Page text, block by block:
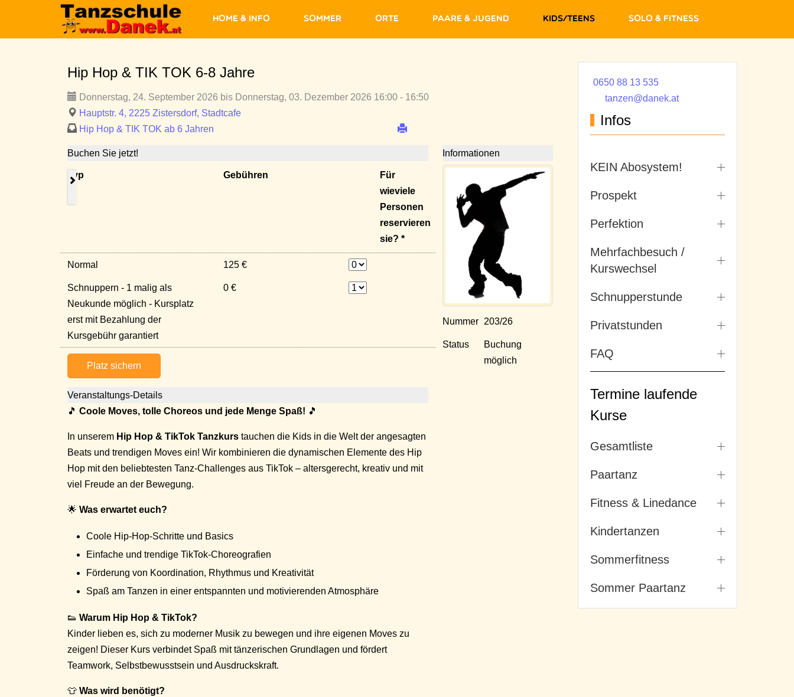
Home & Info Sommer Orte Paare & Jugend Kids/Teens Solo & Fitness
Hip Hop & TIK TOK 6-8 Jahre
Donnerstag, 24. September 2026 bis Donnerstag, 03. Dezember 2026 16:00 - 16:50
Hauptstr. 4, 2225 Zistersdorf, Stadtcafe
Hip Hop & TIK TOK ab 6 Jahren
Buchen Sie jetzt!
Typ Gebühren
Für
wieviele
Personen
reservieren
sie? *
Normal 125 €
Schnuppern - 1 malig als
Neukunde möglich - Kursplatz
erst mit Bezahlung der
Kursgebühr garantiert
0 €
Platz sichern
Veranstaltungs-Details
🎵 Coole Moves, tolle Choreos und jede Menge Spaß! 🎵
In unserem Hip Hop & TikTok Tanzkurs tauchen die Kids in die Welt der angesagten
Beats und trendigen Moves ein! Wir kombinieren die dynamischen Elemente des Hip
Hop mit den beliebtesten Tanz-Challenges aus TikTok – altersgerecht, kreativ und mit
viel Freude an der Bewegung.
🌟 Was erwartet euch?
Coole Hip-Hop-Schritte und Basics
Einfache und trendige TikTok-Choreografien
Förderung von Koordination, Rhythmus und Kreativität
Spaß am Tanzen in einer entspannten und motivierenden Atmosphäre
👟 Warum Hip Hop & TikTok?
Kinder lieben es, sich zu moderner Musik zu bewegen und ihre eigenen Moves zu
zeigen! Dieser Kurs verbindet Spaß mit tänzerischen Grundlagen und fördert
Teamwork, Selbstbewusstsein und Ausdruckskraft.
👕 Was wird benötigt?
Informationen
Nummer 203/26
Status
Buchung
möglich
0650 88 13 535
tanzen@danek.at
Infos
KEIN Abosystem!
Prospekt
Perfektion
Mehrfachbesuch /
Kurswechsel
Schnupperstunde
Privatstunden
FAQ
Termine laufende
Kurse
Gesamtliste
Paartanz
Fitness & Linedance
Kindertanzen
Sommerfitness
Sommer Paartanz